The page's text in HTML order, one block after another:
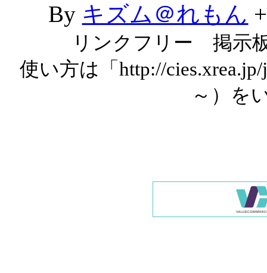
By キズム＠れもん
リンクフリー 掲示
使い方は「http://
～）を